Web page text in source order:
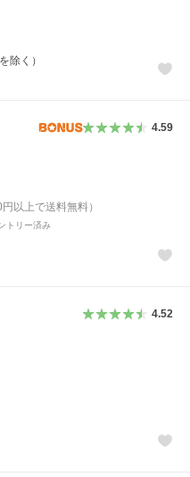
除く）
4.59
円以上で送料無料）
トリー済み
4.52